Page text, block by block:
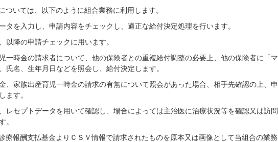
ついては、以下のように組合業務に利用します。
タを入力し、申請内容をチェックし、適正な給付決定処理を行います。
以降の申請チェックに用います。
一時金の請求者について、他の保険者との重複給付調整の必要上、他の保険者に「マ
氏名、生年月日などを照会し、給付決定します。
、家族出産育児一時金の請求の有無について照会があった場合、相手先確認の上、申
ます。
レセプトデータを用いて確認し、場合によっては主治医に治療状況等を確認又は訪問
。
療報酬支払基金よりＣＳＶ情報で請求されたものを原本又は画像として当組合の業務